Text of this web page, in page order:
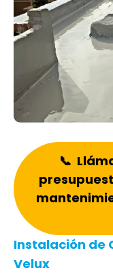
📞
Instalación de
Velux